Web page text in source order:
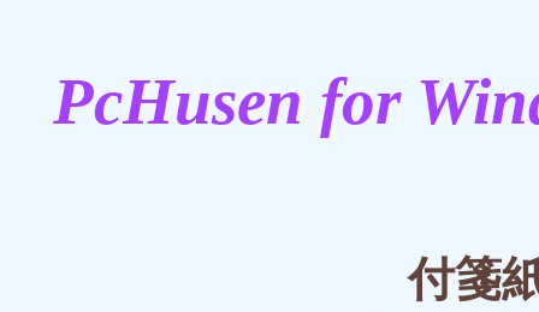
PcHusen for
付箋